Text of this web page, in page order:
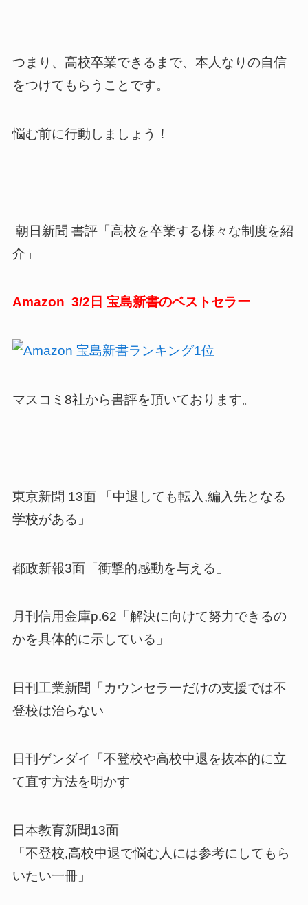
つまり、高校卒業できるまで、本人なりの自信
をつけてもらうことです。
悩む前に行動しましょう！
朝日新聞 書評「高校を卒業する様々な制度を紹
介」
Amazon 3/2日 宝島新書のベストセラー
マスコミ8社から書評を頂いております。
東京新聞 13面 「中退しても転入,編入先となる
学校がある」
都政新報3面「衝撃的感動を与える」
月刊信用金庫p.62「解決に向けて努力できるの
かを具体的に示している」
日刊工業新聞「カウンセラーだけの支援では不
登校は治らない」
日刊ゲンダイ「不登校や高校中退を抜本的に立
て直す方法を明かす」
日本教育新聞13面
「不登校,高校中退で悩む人には参考にしてもら
いたい一冊」